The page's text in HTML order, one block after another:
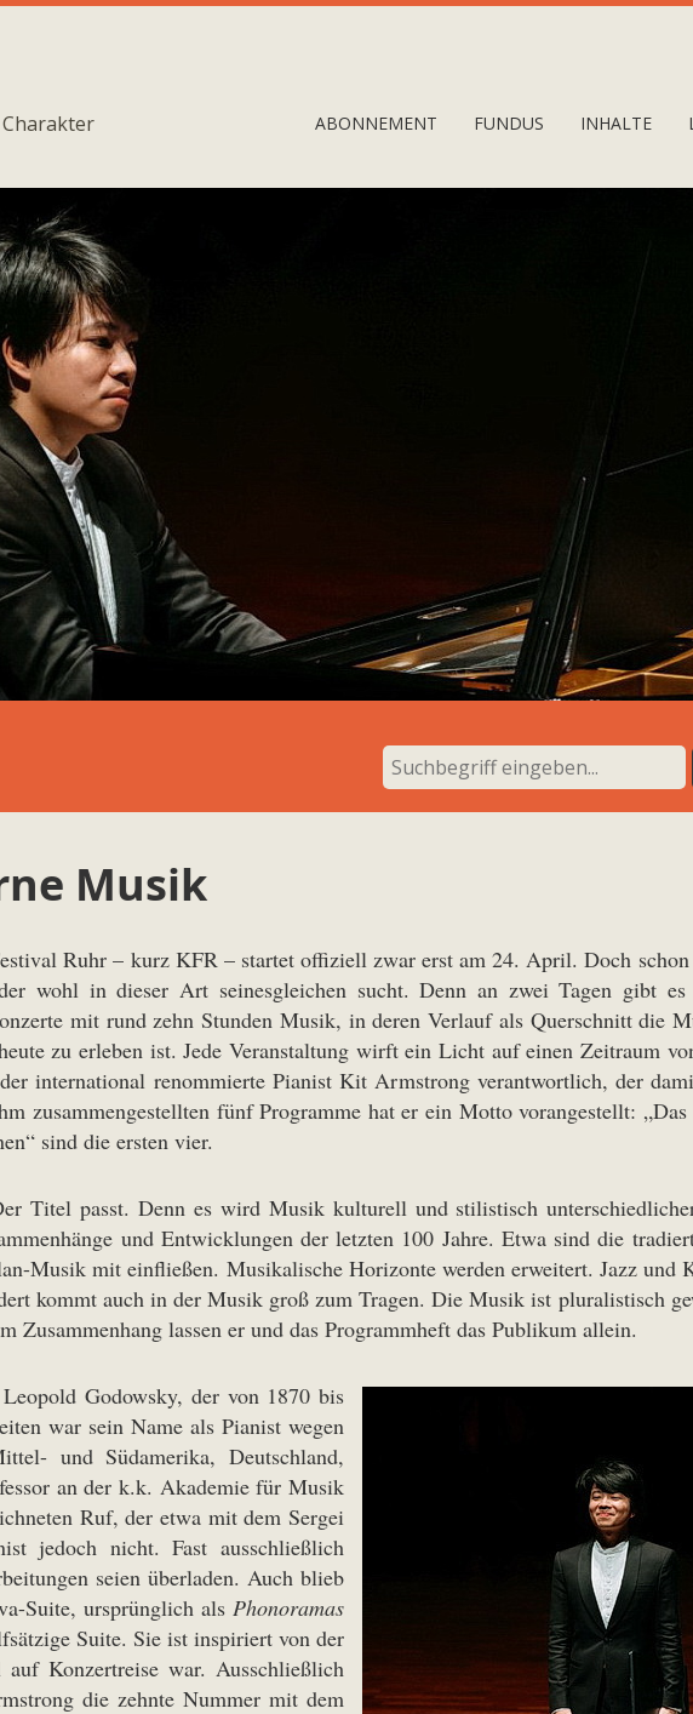
ABONNEMENT FUNDUS INHALTE
Musik
Ruhr – kurz KFR – startet offiziell zwar erst am 24. April. Doch schon
wohl in dieser Art seinesgleichen sucht. Denn an zwei Tagen gibt
mit rund zehn Stunden Musik, in deren Verlauf als Querschnitt die
zu erleben ist. Jede Veranstaltung wirft ein Licht auf einen Zeitraum
international renommierte Pianist Kit Armstrong verantwortlich, der
zusammengestellten fünf Programme hat er ein Motto vorangestellt:
sind die ersten vier.
Titel passt. Denn es wird Musik kulturell und stilistisch
und Entwicklungen der letzten 100 Jahre. Etwa sind die
Musik mit einfließen. Musikalische Horizonte werden erweitert. Jazz und
kommt auch in der Musik groß zum Tragen. Die Musik ist pluralistisch
Zusammenhang lassen er und das Programmheft das Publikum allein.
Godowsky, der von 1870 bis
war sein Name als Pianist wegen
und Südamerika, Deutschland,
an der k.k. Akademie für Musik
Ruf, der etwa mit dem Sergei
jedoch nicht. Fast ausschließlich
seien überladen. Auch blieb
Suite, ursprünglich als Phonoramas
Suite. Sie ist inspiriert von der
Konzertreise war. Ausschließlich
die zehnte Nummer mit dem